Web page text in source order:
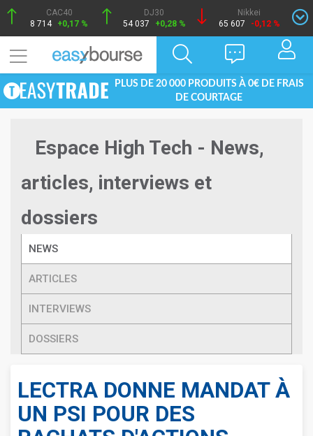
CAC40
8 714 +0,17 %
DJ30
54 037
+0,28 %
Nikkei
65 607
-0,12 %
PLUS DE 20 000 PRODUITS À 0€ DE FRAIS
DE COURTAGE
Espace High Tech - News,
articles, interviews et
dossiers
NEWS
ARTICLES
INTERVIEWS
DOSSIERS
LECTRA DONNE MANDAT À
UN PSI POUR DES